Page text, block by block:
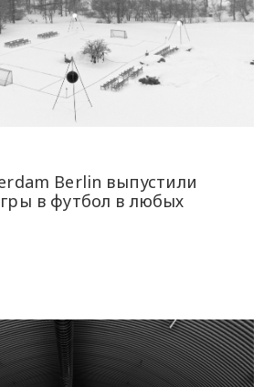
Berlin выпустили
в футбол в любых